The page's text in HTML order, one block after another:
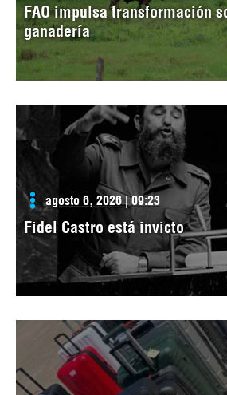
FAO impulsa transformación
ganadería
agosto 6, 2026 | 09:23
Fidel Castro está invicto